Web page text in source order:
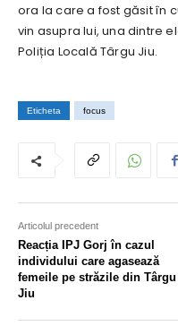
ora la care a fost găsit în
vin asupra lui, una dintre
Poliția Locală Târgu Jiu.
Eticheta focus
Articolul precedent
Reacția IPJ Gorj în cazul
individului care agasează
femeile pe străzile din Târgu
Jiu